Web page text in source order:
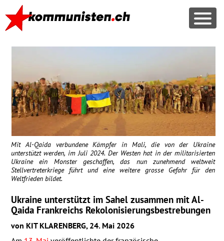
Mit Al-Qaida verbundene Kämpfer in Mali, die von der Ukraine
unterstützt werden, im Juli 2024. Der Westen hat in der militarisierten
Ukraine ein Monster geschaffen, das nun zunehmend weltweit
Stellvertreterkriege führt und eine weitere grosse Gefahr für den
Weltfrieden bildet.
Ukraine unterstützt im Sahel zusammen mit Al-
Qaida Frankreichs Rekolonisierungsbestrebungen
von KIT KLARENBERG, 24. Mai 2026